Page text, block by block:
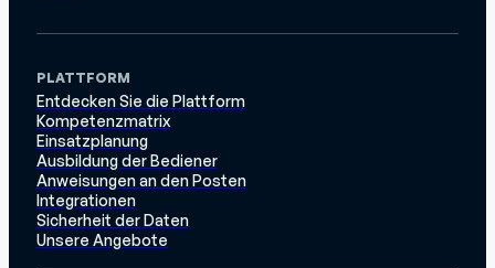
PLATTFORM
Entdecken Sie die Plattform
Kompetenzmatrix
Einsatzplanung
Ausbildung der Bediener
Anweisungen an den Posten
Integrationen
Sicherheit der Daten
Unsere Angebote